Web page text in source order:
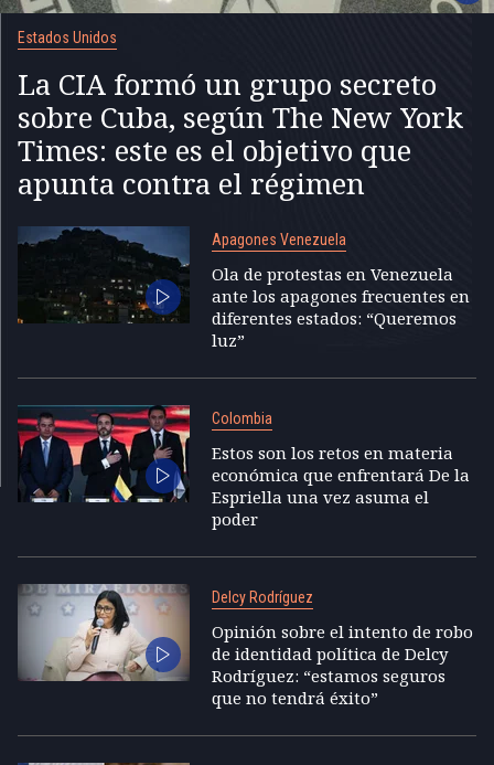
Estados Unidos
La CIA formó un grupo secreto
sobre Cuba, según The New York
Times: este es el objetivo que
apunta contra el régimen
Apagones Venezuela
Ola de protestas en Venezuela
ante los apagones frecuentes en
diferentes estados: “Queremos
luz”
Colombia
Estos son los retos en materia
económica que enfrentará De la
Espriella una vez asuma el
poder
Delcy Rodríguez
Opinión sobre el intento de robo
de identidad política de Delcy
Rodríguez: “estamos seguros
que no tendrá éxito”